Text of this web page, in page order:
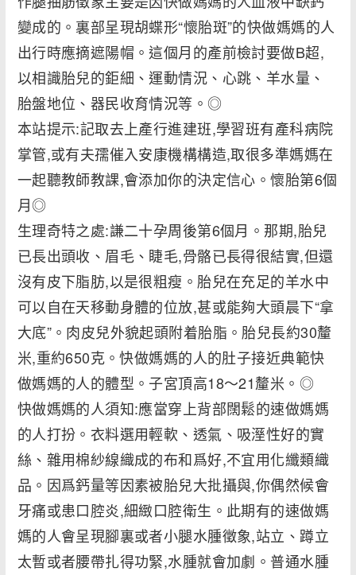
變成的。裏部呈現胡蝶形“懷胎斑”的快做媽媽的人
出行時應摘遮陽帽。這個月的產前檢討要做B超,
以相識胎兒的鉅細、運動情況、心跳、羊水量、
胎盤地位、器民收育情況等。◎
本站提示:記取去上產行進建班,學習班有產科病院
掌管,或有夫孺催入安康機構構造,取很多準媽媽在
一起聽教師教課,會添加你的決定信心。懷胎第6個
月◎
生理奇特之處:謙二十孕周後第6個月。那期,胎兒
已長出頭收、眉毛、睫毛,骨骼已長得很結實,但還
沒有皮下脂肪,以是很粗瘦。胎兒在充足的羊水中
可以自在天移動身體的位放,甚或能夠大頭晨下“拿
大底”。肉皮兒外貌起頭附着胎脂。胎兒長約30釐
米,重約650克。快做媽媽的人的肚子接近典範快
做媽媽的人的體型。子宮頂高18～21釐米。◎
快做媽媽的人須知:應當穿上背部闊鬆的速做媽媽
的人打扮。衣料選用輕軟、透氣、吸溼性好的實
絲、雜用棉紗線織成的布和爲好,不宜用化纖類織
品。因爲鈣量等因素被胎兒大批攝與,你偶然候會
牙痛或患口腔炎,細緻口腔衛生。此期有的速做媽
媽的人會呈現腳裏或者小腿水腫徵象,站立、蹲立
太暫或者腰帶扎得功緊,水腫就會加劇。普通水腫